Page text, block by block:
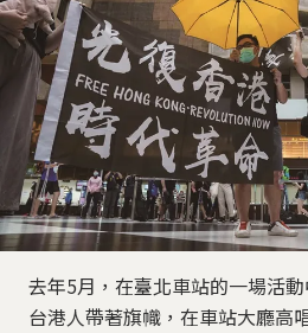
去年5月，在臺北車站的一場活
台港人帶著旗幟，在車站大廳高